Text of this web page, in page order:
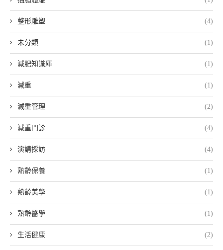
整形雕塑 (4)
未分類 (1)
減肥知識庫 (1)
減重 (1)
減重管理 (2)
減重門診 (4)
演講採訪 (4)
熟齡保養 (1)
熟齡美學 (1)
熟齡醫學 (1)
生活健康 (2)